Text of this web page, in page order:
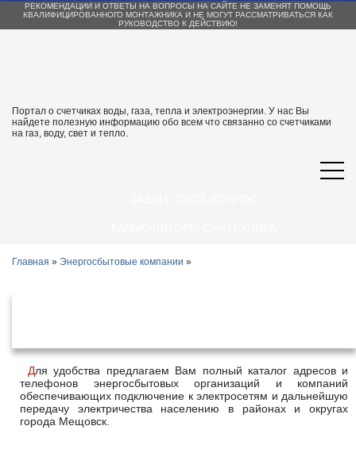
РЕКОМЕНДАЦИИ И ОТВЕТЫ НА ВОПРОСЫ НА САЙТЕ НЕ ЗАМЕНЯТ ПОМОЩЬ
КВАЛИФИЦИРОВАННОГО МОНТАЖНИКА И НЕ МОГУТ РАССМАТРИВАТЬСЯ КАК
РУКОВОДСТВО К ДЕЙСТВИЮ!
Портал о счетчиках воды, газа, тепла и электроэнергии. У нас Вы
найдете полезную информацию обо всем что связанно со счетчиками
на газ, воду, свет и тепло.
Главная » Энергосбытовые компании »
Для удобства предлагаем Вам полный каталог адресов и
телефонов энергосбытовых организаций и компаний
обеспечивающих подключение к электросетям и дальнейшую
передачу электричества населению в районах и округах
города Мещовск.